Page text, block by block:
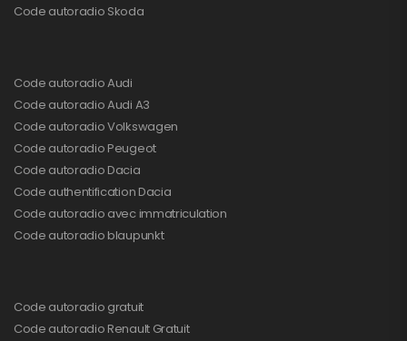
Code autoradio Skoda
Code autoradio Audi
Code autoradio Audi A3
Code autoradio Volkswagen
Code autoradio Peugeot
Code autoradio Dacia
Code authentification Dacia
Code autoradio avec immatriculation
Code autoradio blaupunkt
Code autoradio gratuit
Code autoradio Renault Gratuit